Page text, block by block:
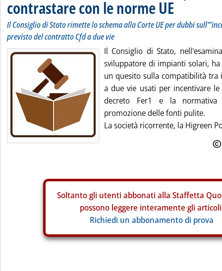
contrastare con le norme UE
Il Consiglio di Stato rimette lo schema alla Corte UE per dubbi
previsto del contratto Cfd a due vie
Il Consiglio di Stato,
sviluppatore di impianti solari, ha
un quesito sulla compatibilità
a due vie usati per incentivare
decreto Fer1 e la
promozione delle fonti pulite.
La società ricorrente, la Higreen
Soltanto gli utenti abbonati alla Staffetta
possono leggere interamente gli
Richiedi un abbonamento di prova